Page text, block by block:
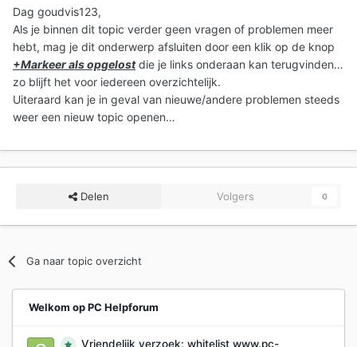
Dag goudvis123,
Als je binnen dit topic verder geen vragen of problemen meer
hebt, mag je dit onderwerp afsluiten door een klik op de knop
+Markeer als opgelostdie je links onderaan kan terugvinden…
zo blijft het voor iedereen overzichtelijk.
Uiteraard kan je in geval van nieuwe/andere problemen steeds
weer een nieuw topic openen…
Delen Volgers 0
Ga naar topic overzicht
Welkom op PC Helpforum
Vriendelijk verzoek: whitelist www.pc-